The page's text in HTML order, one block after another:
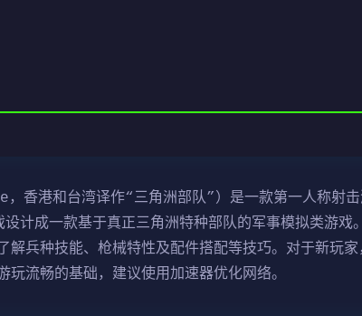
香港和台湾译作“三角洲部队”）是一款第一人称射
成一款基于真正三角洲特种部队的军事模拟类游戏
解兵种技能、枪械特性及配件搭配等技巧。对于新玩
流畅的基础，建议使用加速器优化网络。